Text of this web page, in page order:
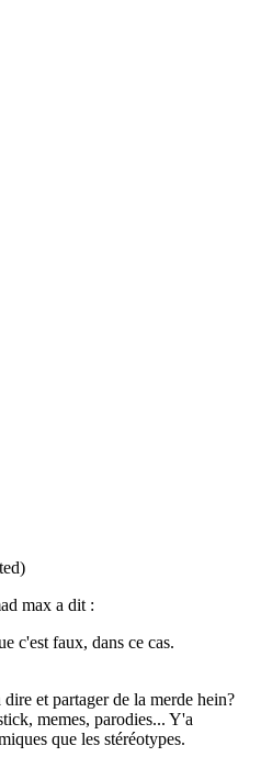
max a dit :
c'est faux, dans ce cas.
et partager de la merde hein?
memes, parodies... Y'a
que les stéréotypes.